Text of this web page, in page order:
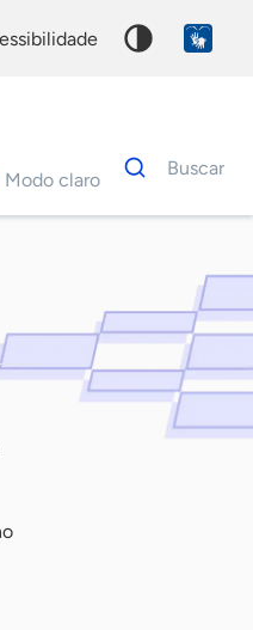
Modo claro
Dados
para
Buscar